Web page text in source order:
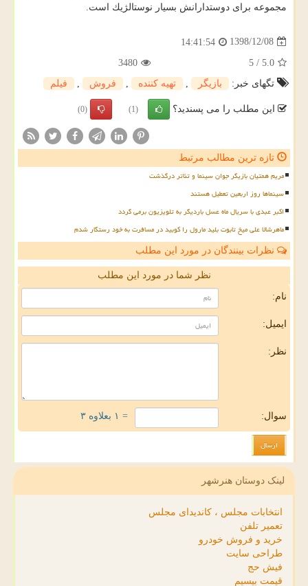
مجموعه برای دوستدارانش بسیار نوستالژیك است.
1398/12/08
14:41:54
5.0
/
5
3480
تگهای خبر:
بازیگر , تهیه كننده , فروش , فیلم
این مطلب را می پسندید؟ (1)
(0)
تازه ترین مطالب مرتبط
مریم همتیان بازیگر جوان سینما و تئاتر درگذشت
سینماها روز اربعین تعطیل هستند
اکبر عبدی با سریال ماه عسل باردیگر به تلویزیون برمی گردد
ماهرشالا علی میخ تابوت بلید مارول را کوبید در مسافرت به خود رستگار شدم
نظرات بینندگان در مورد این مطلب
نظر شما در مورد این مطلب
نام:
ایمیل:
نظر:
سوال: = ۱ بعلاوه ۳
لینک دوستان هنرشهر
انتخابات مجلس ، کاندیدای مجلس
تعمیر تلفن
خرید و فروش خودرو
طراحی سایت
فیش حج
قیمت بیسیم